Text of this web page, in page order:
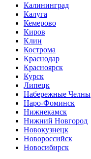
Калининград
Калуга
Кемерово
Киров
Клин
Кострома
Краснодар
Красноярск
Курск
Липецк
Набережные Челны
Наро-Фоминск
Нижнекамск
Нижний Новгород
Новокузнецк
Новороссийск
Новосибирск